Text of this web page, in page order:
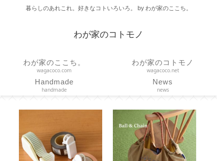
暮らしのあれこれ。好きなコトいろいろ。 by わが家のここち。
わが家のコトモノ
わが家のここち。
wagacoco.com
わが家のコトモノ
wagacoco.net
Handmade
handmade
News
news